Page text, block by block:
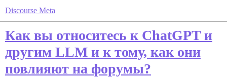
Discourse Meta
Как вы относитесь к ChatGPT и
другим LLM и к тому, как они
повлияют на форумы?